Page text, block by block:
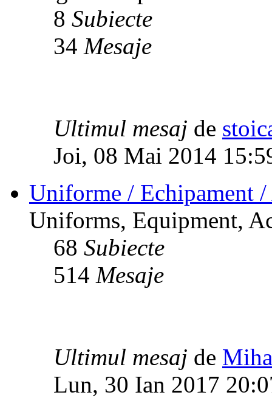
8 Subiecte
34 Mesaje
Ultimul mesaj de
Joi, 08 Mai 2014
Uniforme / Echipament
Uniforms, Equipment,
68 Subiecte
514 Mesaje
Ultimul mesaj de
Lun, 30 Ian 2017